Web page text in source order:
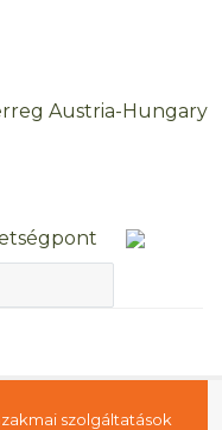
szolgáltatások